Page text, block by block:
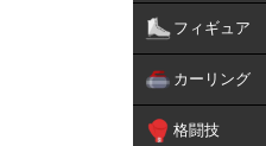
フィギュア
カーリング
格闘技